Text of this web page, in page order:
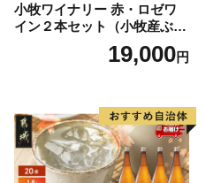
小牧ワイナリー 赤・ロゼワ
イン２本セット（小牧産ぶど
19,000円